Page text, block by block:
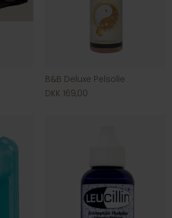
B&B Deluxe Pelsolie
DKK 169,00